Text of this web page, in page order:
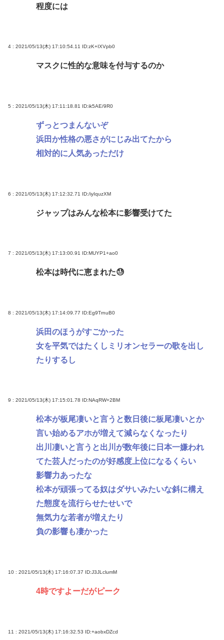
人でよかった！」
から来たの？(´・ω・`)
【動画】手術中に熊本地震直撃やばすぎwww
Powered by livedoor 相互RSS
程度には
4 : 2021/05/13(木) 17:10:54.11 ID:zK+IXVpb0
マスクに性的な意味を付与するのか
5 : 2021/05/13(木) 17:11:18.81 ID:ik5AE/9R0
ずっとつまんないぞ
浜田か性格の悪さがにじみ出てたから
相対的に人気あっただけ
6 : 2021/05/13(木) 17:12:32.71 ID:/iyIquzXM
ジャップはみんな松本に影響受けてた
7 : 2021/05/13(木) 17:13:00.91 ID:MUYP1+ao0
松本は時代に恵まれた😓
8 : 2021/05/13(木) 17:14:09.77 ID:Eg9TrnuB0
浜田のほうがすごかった
女を平気ではたくしミリオンセラーの歌を出し
たりするし
9 : 2021/05/13(木) 17:15:01.78 ID:NAqRW+2BM
松本が板尾凄いと言うと数日後に板尾凄いとか
言い始めるアホが増えて減らなくなったり
出川凄いと言うと出川が数年後に日本一嫌われ
てた芸人だったのが好感度上位になるくらい
影響力あったな
松本が頑張ってる奴はダサいみたいな斜に構え
た態度を流行らせたせいで
無気力な若者が増えたり
負の影響も凄かった
10 : 2021/05/13(木) 17:16:07.37 ID:J3JLclumM
4時ですよーだがピーク
11 : 2021/05/13(木) 17:16:32.53 ID:+aobxDZcd